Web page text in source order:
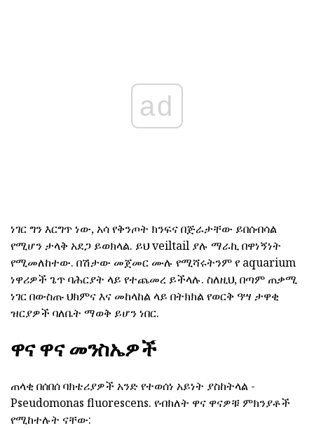
ad
ነገር ግን እርግጥ ነው, አሳ የቅንጦት ክንፍና በጅራታቸው ይበሰብሳል
የሚሆን ታላቅ አደጋ ይወክላል. ይህ veiltail ያሉ ማራኪ በዋነኝነት
የሚመለከተው. በሽታው መጀመር ሙሉ የሚሻሩትንም የ aquarium
ነዋሪዎች ጌጥ ባሕርያት ላይ የተጨመረ ይችላሉ. ስለዚህ, በጣም ጠቃሚ
ነገር በውስጡ ህክምና እና መከላከል ላይ በትክክል የወርቅ ዓሣ ታዋቂ
ዝርያዎች ባለቤት ማወቅ ይሆን ነበር.
ዋና ዋና መንስኤዎች
ጠላቂ በሰበሰ ባክቴሪያዎች አንድ የተወሰነ አይነት ያስከትላል -
Pseudomonas fluorescens. የብክለት ዋና ዋናዎቹ ምክንያቶች
የሚከተሉት ናቸው: